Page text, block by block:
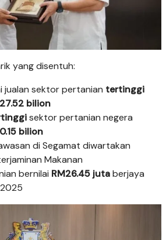
yang disentuh:
jualan sektor pertanian tertinggi
bilion
sektor pertanian negera
bilion
di Segamat diwartakan
Makanan
bernilai RM26.45 jutaberjaya